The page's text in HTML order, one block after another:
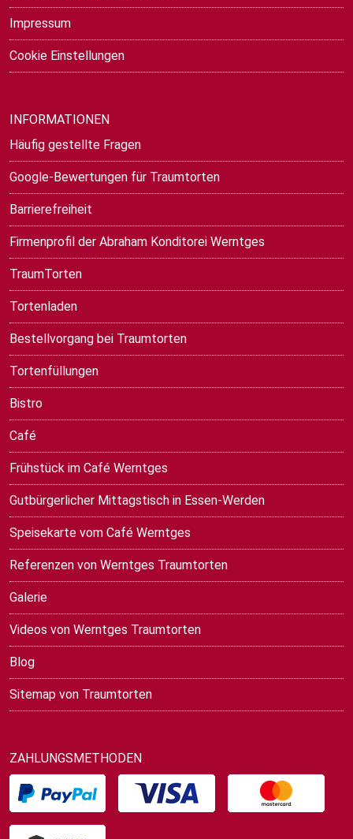
Impressum
Cookie Einstellungen
INFORMATIONEN
Häufig gestellte Fragen
Google-Bewertungen für Traumtorten
Barrierefreiheit
Firmenprofil der Abraham Konditorei Werntges
TraumTorten
Tortenladen
Bestellvorgang bei Traumtorten
Tortenfüllungen
Bistro
Café
Frühstück im Café Werntges
Gutbürgerlicher Mittagstisch in Essen-Werden
Speisekarte vom Café Werntges
Referenzen von Werntges Traumtorten
Galerie
Videos von Werntges Traumtorten
Blog
Sitemap von Traumtorten
ZAHLUNGSMETHODEN